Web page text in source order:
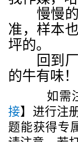
慢慢的
准，样本
坪的。
回到厂
的牛有味！
如需注
接】进行注
题能获得专